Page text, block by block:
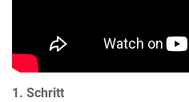
1. Schritt